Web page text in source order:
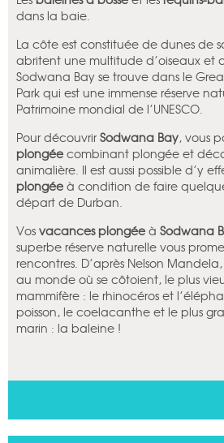
dans la baie.
La côte est constituée de dunes de
abritent une multitude d’oiseaux et
Sodwana Bay se trouve dans le
Park qui est une immense réserve
Patrimoine mondial de l’UNESCO.
Pour découvrir Sodwana Bay, vous
plongée combinant plongée et
animalière. Il est aussi possible d’y
plongée à condition de faire
départ de Durban.
Vos vacances plongée à Sodwana
superbe réserve naturelle vous
rencontres. D’après Nelson
au monde où se côtoient, le plus
mammifère : le rhinocéros et
poisson, le coelacanthe et le plus
marin : la baleine !